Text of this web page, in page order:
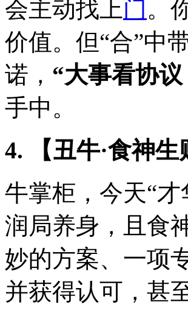
会主动找上门。
价值。但“合”中
诺， “大事看协
手中。
4. 【丑牛·食神
牛掌柜，今天“
润局养身，且食
妙的方案、一项
并获得认可，甚